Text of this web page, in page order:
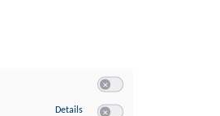
Details zu Speichern von oder Zugriff auf